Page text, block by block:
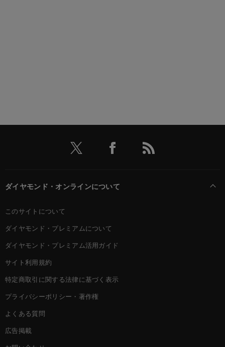
ダイヤモンド・オンラインについて
このサイトについて
ダイヤモンド・プレミアムについて
ダイヤモンド・プレミアム活用ガイド
サイト利用規約
特定商取引に関する法律に基づく表示
プライバシーポリシー・著作権
よくある質問
広告掲載